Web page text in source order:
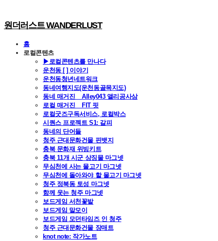
원더러스트 WANDERLUST
홈
로컬콘텐츠
▶로컬콘텐츠를 만나다
운천동 [ ] 이야기
운천동청년네트워크
동네여행지도(운천동골목지도)
동네 매거진 _ Alley043 앨리공사삼
로컬 매거진 _ FIT 핏
로컬굿즈구독서비스, 로컬박스
시퀀스 프로젝트 S1: 갈피
동네의 단어들
청주 근대문화건물 핀뱃지
충북 문화재 위빙키트
충북 11개 시군 상징물 마그넷
무심천에 사는 물고기 마그넷
무심천에 돌아와야 할 물고기 마그넷
청주 정북동 토성 마그넷
함께 웃는 청주 마그넷
보드게임 서천꽃밭
보드게임 말모이
보드게임 모던타임즈 인 청주
청주 근대문화건물 장매트
knot note: 작가노트